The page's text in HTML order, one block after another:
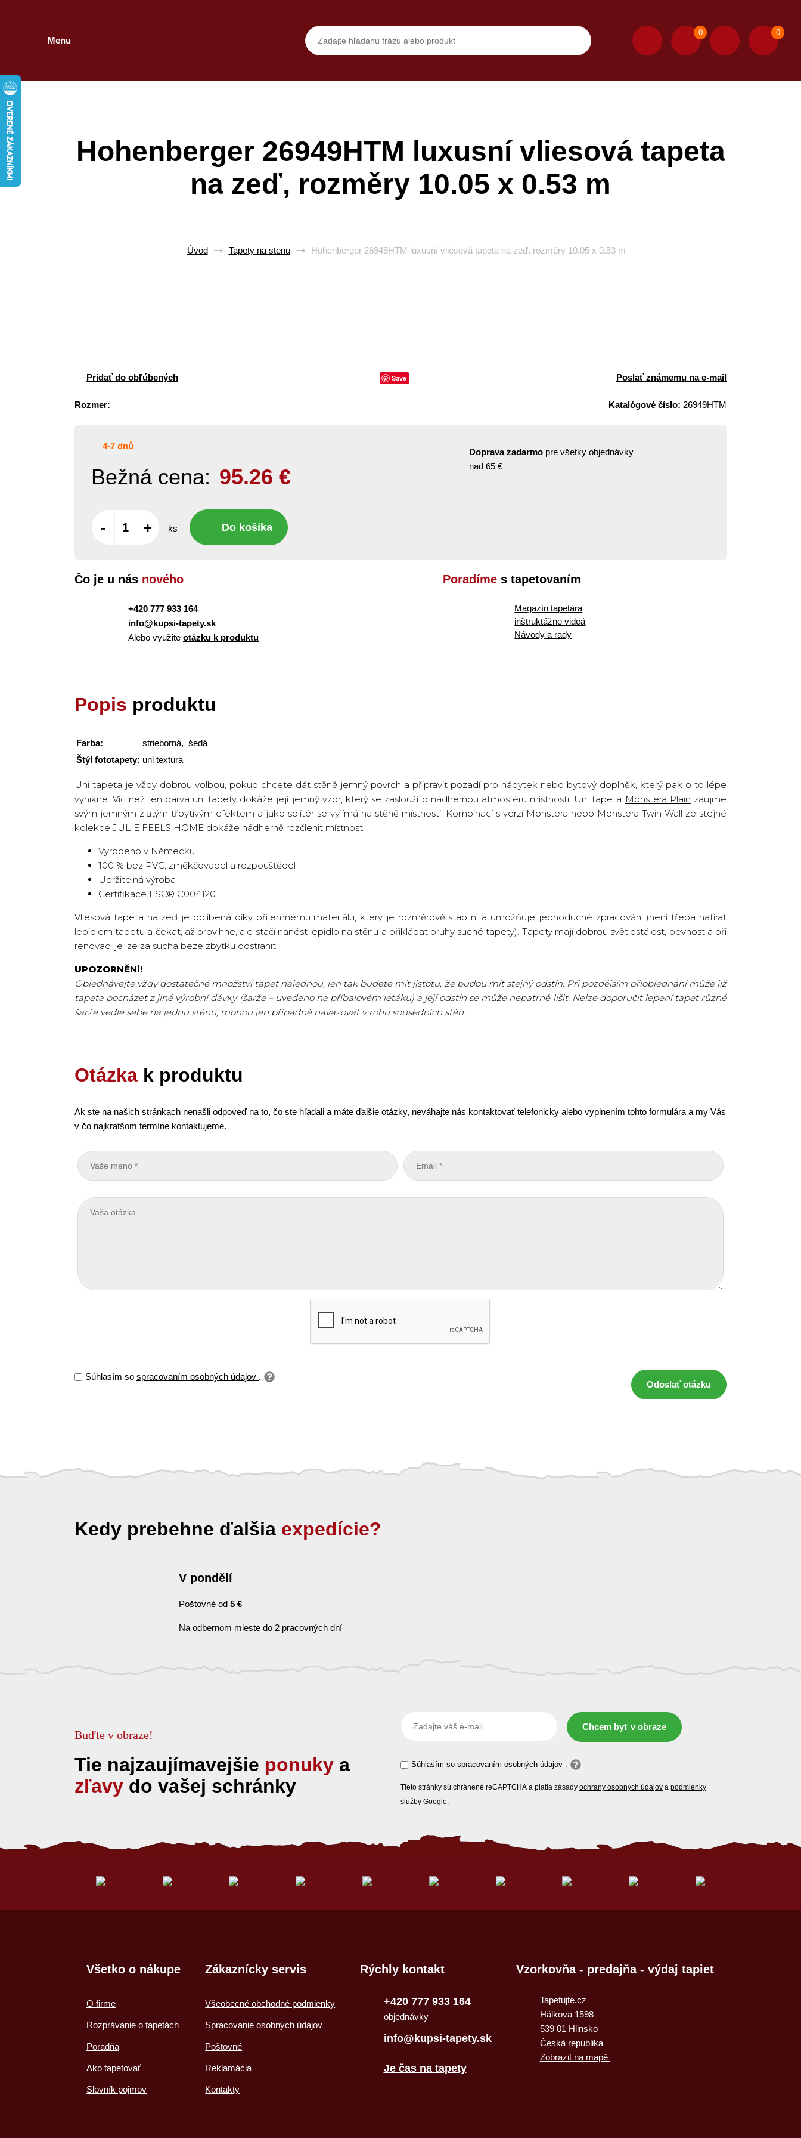
Menu
0 0
Hohenberger 26949HTM luxusní vliesová tapeta
na zeď, rozměry 10.05 x 0.53 m
Úvod Tapety na stenu Hohenberger 26949HTM luxusní vliesová tapeta na zeď, rozměry 10.05 x 0.53 m
Pridať do obľúbených Save Poslať známemu na e-mail
Rozmer: Katalógové číslo: 26949HTM
4-7 dnů
Bežná cena: 95.26 €
- + ks Do košíka
Doprava zadarmo pre všetky objednávky
nad 65 €
Čo je u nás nového
+420 777 933 164
info@kupsi-tapety.sk
Alebo využite otázku k produktu
Poradíme s tapetovaním
Magazín tapetára
inštruktážne videá
Návody a rady
Popis produktu
Farba: strieborná, šedá
Štýl fototapety: uni textura
Uni tapeta je vždy dobrou volbou, pokud chcete dát stěně jemný povrch a připravit pozadí pro nábytek nebo bytový doplněk, který pak o to lépe
vynikne. Víc než jen barva uni tapety dokáže její jemný vzor, který se zaslouží o nádhernou atmosféru místnosti. Uni tapeta Monstera Plain zaujme
svým jemným zlatým třpytivým efektem a jako solitér se vyjímá na stěně místnosti. Kombinací s verzí Monstera nebo Monstera Twin Wall ze stejné
kolekce JULIE FEELS HOME dokáže nádherně rozčlenit místnost.
Vyrobeno v Německu
100 % bez PVC, změkčovadel a rozpouštědel
Udržitelná výroba
Certifikace FSC® C004120
Vliesová tapeta na zeď je oblíbená díky příjemnému materiálu, který je rozměrově stabilní a umožňuje jednoduché zpracování (není třeba natírat
lepidlem tapetu a čekat, až provlhne, ale stačí nanést lepidlo na stěnu a přikládat pruhy suché tapety). Tapety mají dobrou světlostálost, pevnost a při
renovaci je lze za sucha beze zbytku odstranit.
UPOZORNĚNÍ!
Objednávejte vždy dostatečné množství tapet najednou, jen tak budete mít jistotu, že budou mít stejný odstín. Při pozdějším přiobjednání může již
tapeta pocházet z jiné výrobní dávky (šarže – uvedeno na příbalovém letáku) a její odstín se může nepatrně lišit. Nelze doporučit lepení tapet různé
šarže vedle sebe na jednu stěnu, mohou jen případně navazovat v rohu sousedních stěn.
Otázka k produktu
Ak ste na našich stránkach nenašli odpoveď na to, čo ste hľadali a máte ďalšie otázky, neváhajte nás kontaktovať telefonicky alebo vyplnením tohto formulára a my Vás
v čo najkratšom termíne kontaktujeme.
Súhlasím so spracovaním osobných údajov .
Odoslať otázku
Kedy prebehne ďalšia expedície?
V pondělí
Poštovné od 5 €
Na odbernom mieste do 2 pracovných dní
Buďte v obraze!
Tie najzaujímavejšie ponuky a
zľavy do vašej schránky
Chcem byť v obraze
Súhlasím so spracovaním osobných údajov .
Tieto stránky sú chránené reCAPTCHA a platia zásady ochrany osobných údajov a podmienky
služby Google.
Všetko o nákupe
O firme
Rozprávanie o tapetách
Poradňa
Ako tapetovať
Slovník pojmov
Zákaznícky servis
Všeobecné obchodné podmienky
Spracovanie osobných údajov
Poštovné
Reklamácia
Kontakty
Rýchly kontakt
+420 777 933 164
objednávky
info@kupsi-tapety.sk
Je čas na tapety
Vzorkovňa - predajňa - výdaj tapiet
Tapetujte.cz
Hálkova 1598
539 01 Hlinsko
Česká republika
Zobrazit na mapě